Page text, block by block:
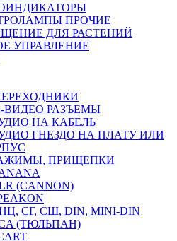
ПРОЧИЕ
ДЛЯ РАСТЕНИЙ
УПРАВЛЕНИЕ
ВИДЕО РАЗЪЕМЫ
НА КАБЕЛЬ
ГНЕЗДО НА ПЛАТУ ИЛИ
ПРИЩЕПКИ
(CANNON)
СГ, СШ, DIN, MINI-DIN
(ТЮЛЬПАН)